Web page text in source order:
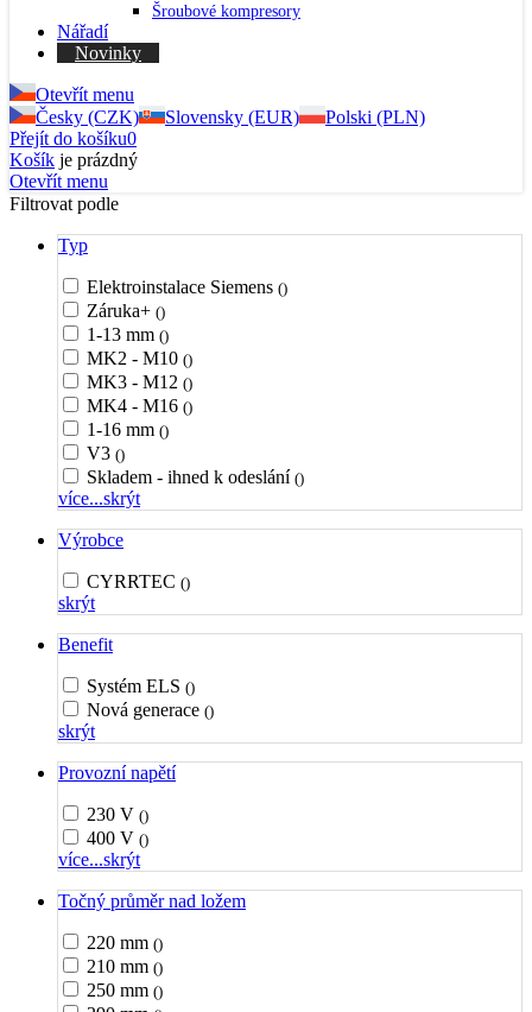
Šroubové kompresory
Nářadí
Novinky
Otevřít menu
Česky (CZK)
Slovensky (EUR)
Polski (PLN)
Přejít do košíku0
Košík je prázdný
Otevřít menu
Filtrovat podle
Typ
Elektroinstalace Siemens ()
Záruka+ ()
1-13 mm ()
MK2 - M10 ()
MK3 - M12 ()
MK4 - M16 ()
1-16 mm ()
V3 ()
Skladem - ihned k odeslání ()
více...skrýt
Výrobce
CYRRTEC ()
skrýt
Benefit
Systém ELS ()
Nová generace ()
skrýt
Provozní napětí
230 V ()
400 V ()
více...skrýt
Točný průměr nad ložem
220 mm ()
210 mm ()
250 mm ()